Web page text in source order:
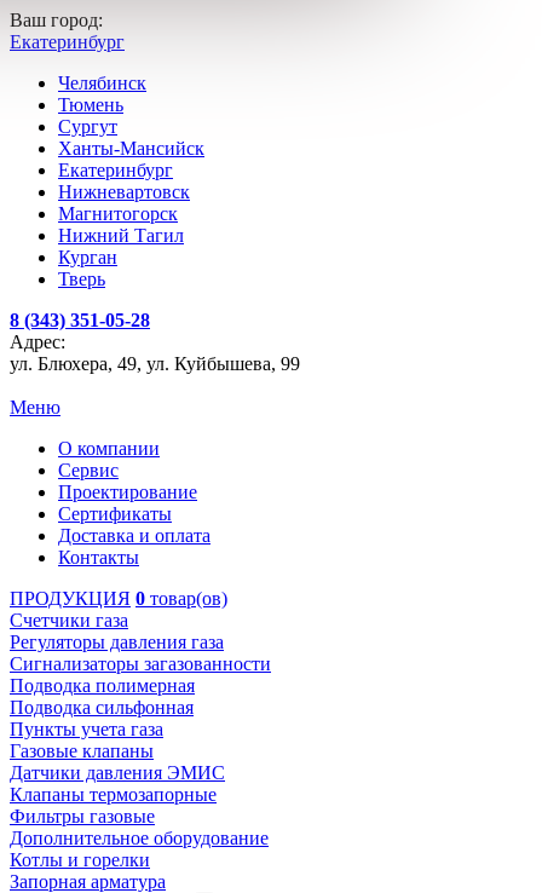
Ваш город:
Екатеринбург
Челябинск
Тюмень
Сургут
Ханты-Мансийск
Екатеринбург
Нижневартовск
Магнитогорск
Нижний Тагил
Курган
Тверь
8 (343) 351-05-28
Адрес:
ул. Блюхера, 49, ул. Куйбышева, 99
Меню
О компании
Сервис
Проектирование
Сертификаты
Доставка и оплата
Контакты
ПРОДУКЦИЯ 0 товар(ов)
Счетчики газа
Регуляторы давления газа
Сигнализаторы загазованности
Подводка полимерная
Подводка сильфонная
Пункты учета газа
Газовые клапаны
Датчики давления ЭМИС
Клапаны термозапорные
Фильтры газовые
Дополнительное оборудование
Котлы и горелки
Запорная арматура